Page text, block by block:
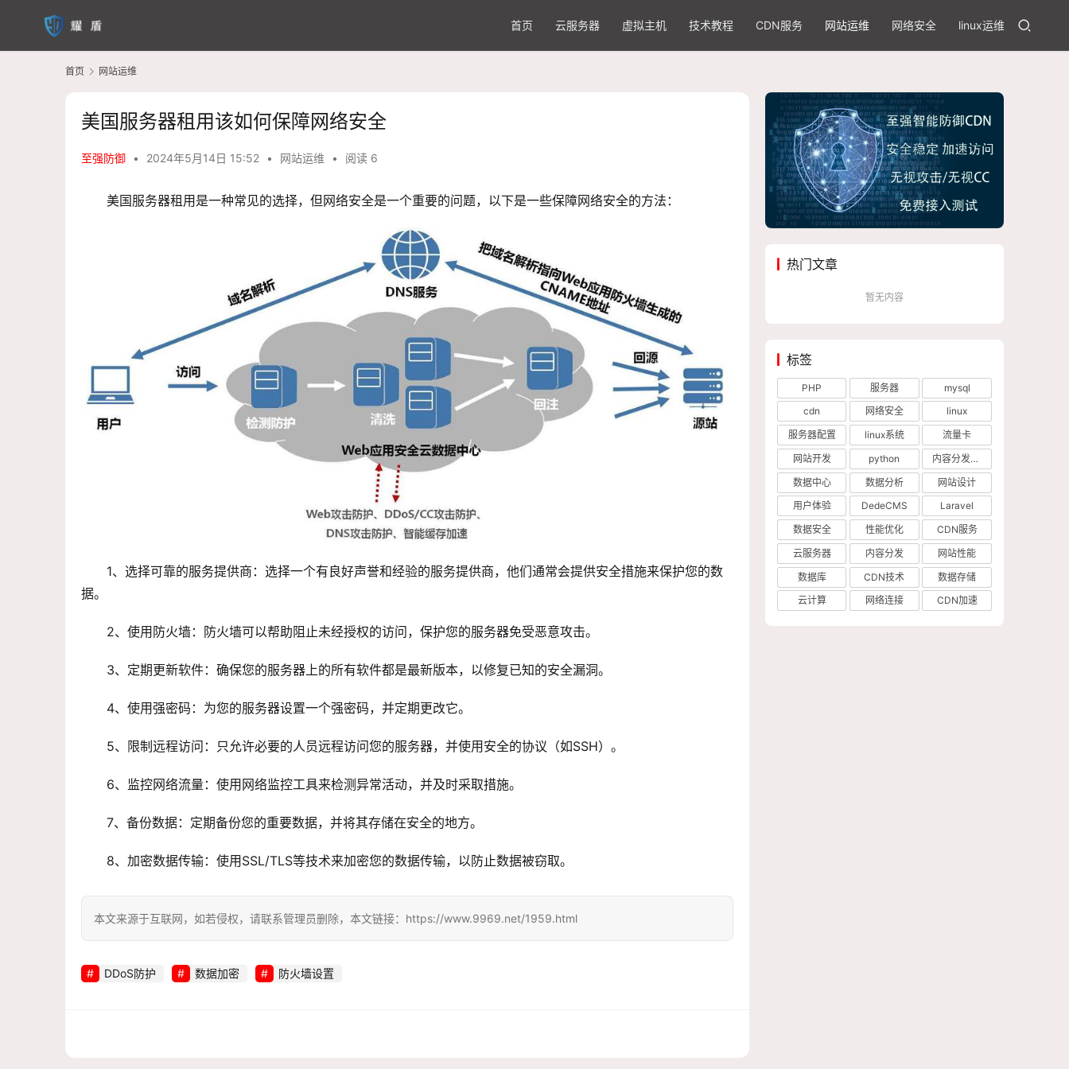
首页 云服务器 虚拟主机 技术教程 CDN服务 网站运维 网络安全 linux运维
首页 网站运维
美国服务器租用该如何保障网络安全
至强防御 • 2024年5月14日 15:52 • 网站运维 • 阅读 6
美国服务器租用是一种常见的选择，但网络安全是一个重要的问题，以下是一些保障网络安全的方法：
1、选择可靠的服务提供商：选择一个有良好声誉和经验的服务提供商，他们通常会提供安全措施来保护您的数
据。
2、使用防火墙：防火墙可以帮助阻止未经授权的访问，保护您的服务器免受恶意攻击。
3、定期更新软件：确保您的服务器上的所有软件都是最新版本，以修复已知的安全漏洞。
4、使用强密码：为您的服务器设置一个强密码，并定期更改它。
5、限制远程访问：只允许必要的人员远程访问您的服务器，并使用安全的协议（如SSH）。
6、监控网络流量：使用网络监控工具来检测异常活动，并及时采取措施。
7、备份数据：定期备份您的重要数据，并将其存储在安全的地方。
8、加密数据传输：使用SSL/TLS等技术来加密您的数据传输，以防止数据被窃取。
本文来源于互联网，如若侵权，请联系管理员删除，本文链接：https://www.9969.net/1959.html
DDoS防护 数据加密 防火墙设置
热门文章
暂无内容
标签
PHP 服务器
mysql
cdn
网络安全
linux
服务器配置
linux系统
流量卡
网站开发
python
内容分发网络
数据中心
数据分析
网站设计
用户体验
DedeCMS
Laravel
数据安全
性能优化
CDN服务
云服务器
内容分发
网站性能
数据库
CDN技术
数据存储
云计算
网络连接 CDN加速